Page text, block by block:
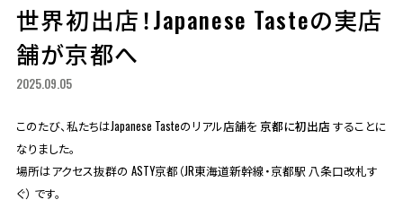
世界初出店！Japanese Tasteの実店
舗が京都へ
2025.09.05
このたび、私たちはJapanese Tasteのリアル店舗を 京都に初出店 することに
なりました。
場所はアクセス抜群の ASTY京都（JR東海道新幹線・京都駅 八条口改札す
ぐ） です。